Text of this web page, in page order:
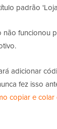
padrão
funcionou
adicionar
fez isso
copiar e